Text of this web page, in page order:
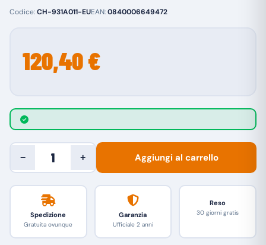
Codice:CH-931A011-EUEAN:0840006649472
120,40 €
− + Aggiungi al carrello
Spedizione
Gratuita ovunque
Garanzia
Ufficiale 2 anni
Reso
30 giorni gratis